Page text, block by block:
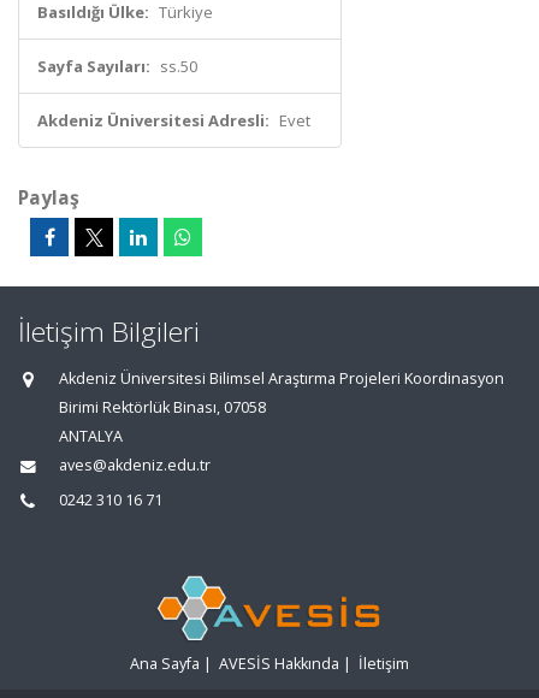
Basıldığı Ülke: Türkiye
Sayfa Sayıları: ss.50
Akdeniz Üniversitesi Adresli: Evet
Paylaş
İletişim Bilgileri
Akdeniz Üniversitesi Bilimsel Araştırma Projeleri Koordinasyon
Birimi Rektörlük Binası, 07058
ANTALYA
aves@akdeniz.edu.tr
0242 310 16 71
Ana Sayfa | AVESİS Hakkında | İletişim